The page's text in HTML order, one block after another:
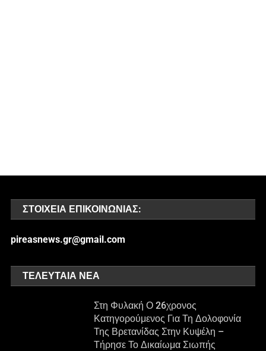
ΣΤΟΙΧΕΊΑ ΕΠΙΚΟΙΝΩΝΊΑΣ:
pireasnews.gr@gmail.com
ΤΕΛΕΥΤΑΊΑ ΝΈΑ
Στη Φυλακή Ο 26χρονος
Κατηγορούμενος Για Τη Δολοφονία
Της Βρετανίδας Στην Κυψέλη –
Τήρησε Το Δικαίωμα Σιωπής